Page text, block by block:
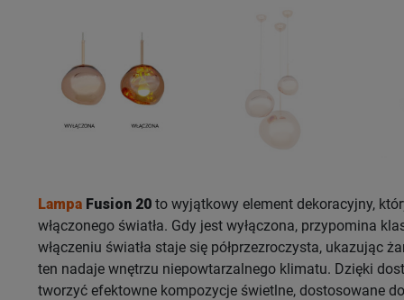
Lampa Fusion 20 to wyjątkowy element dekoracyjny,
włączonego światła. Gdy jest wyłączona, przypomina
włączeniu światła staje się półprzezroczysta, ukazując
ten nadaje wnętrzu niepowtarzalnego klimatu. Dzięki
tworzyć efektowne kompozycje świetlne, dostosowane